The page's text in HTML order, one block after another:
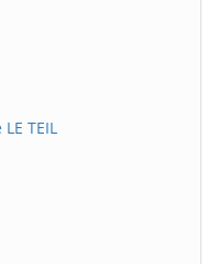
TEIL